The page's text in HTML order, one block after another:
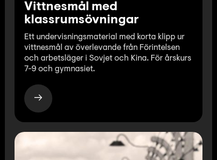
Vittnesmål med
klassrumsövningar
Ett undervisningsmaterial med korta klipp ur
vittnesmål av överlevande från Förintelsen
och arbetsläger i Sovjet och Kina. För årskurs
7-9 och gymnasiet.